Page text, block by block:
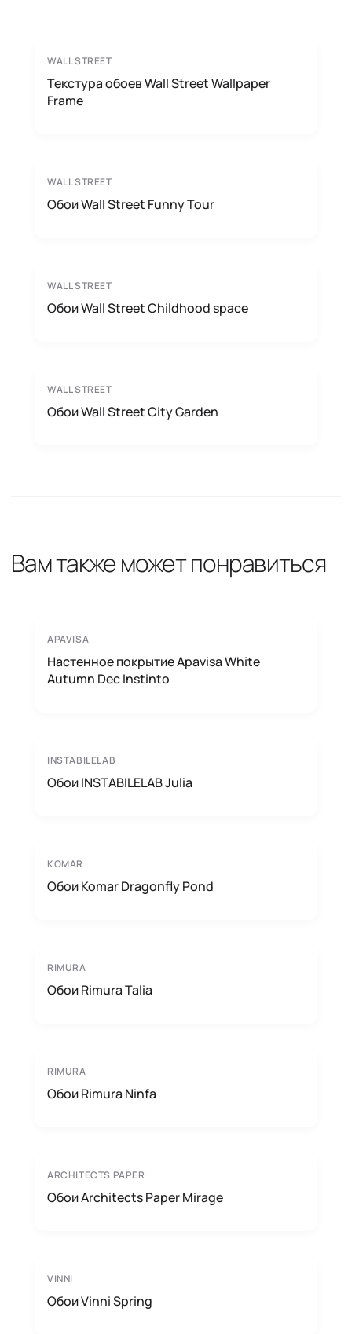
WALL STREET
Текстура обоев Wall Street Wallpaper
Frame
WALL STREET
Обои Wall Street Funny Tour
WALL STREET
Обои Wall Street Childhood space
WALL STREET
Обои Wall Street City Garden
Вам также может понравиться
APAVISA
Настенное покрытие Apavisa White
Autumn Dec Instinto
INSTABILELAB
Обои INSTABILELAB Julia
KOMAR
Обои Komar Dragonfly Pond
RIMURA
Обои Rimura Talia
RIMURA
Обои Rimura Ninfa
ARCHITECTS PAPER
Обои Architects Paper Mirage
VINNI
Обои Vinni Spring